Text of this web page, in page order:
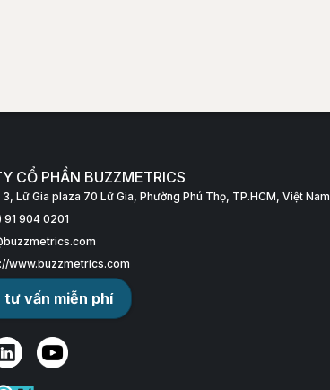
CỔ PHẦN BUZZMETRICS
Lữ Gia plaza 70 Lữ Gia, Phường Phú Thọ, TP.HCM, Việt Nam
91 904 0201
www.buzzmetrics.com
tư vấn miễn phí